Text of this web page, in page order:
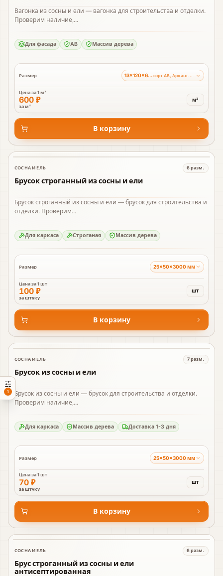
Вагонка из сосны и ели — вагонка для строительства и отделки.
Проверим наличие,...
Для фасада AB Массив дерева
Размер 13×120×6000 ммсорт AB, Ар×ангельский лес
Цена за1 м²
600 ₽
за м²
м²
В корзину
В наличии
СОСНА И ЕЛЬ 6разм.
Брусок строганный из сосны и ели
Брусок строганный из сосны и ели — брусок для строительства и
отделки. Проверим...
Для каркаса Строганая Массив дерева
Размер 25×50×3000 мм
Цена за1 шт
100 ₽
за штуку
шт
В корзину
В наличии
СОСНА И ЕЛЬ 7разм.
Брусок из сосны и ели
Брусок из сосны и ели — брусок для строительства и отделки.
Проверим наличие,...
Для каркаса Массив дерева Доставка 1-3 дня
Размер 25×50×3000 мм
Цена за1 шт
70 ₽
за штуку
шт
В корзину
В наличии
СОСНА И ЕЛЬ 6разм.
Брус строганный из сосны и ели
антисептированная
1